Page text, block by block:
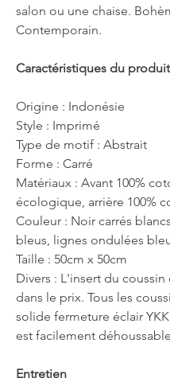
salon ou une chaise.
Contemporain.
Caractéristiques du produit
Origine : Indonésie
Style : Imprimé
Type de motif : Abstrait
Forme : Carré
Matériaux : Avant 100%
écologique, arrière 100%
Couleur : Noir carrés
bleus, lignes ondulées
Taille : 50cm x 50cm
Divers : L'insert du coussin
dans le prix. Tous les
solide fermeture éclair
est facilement
Entretien